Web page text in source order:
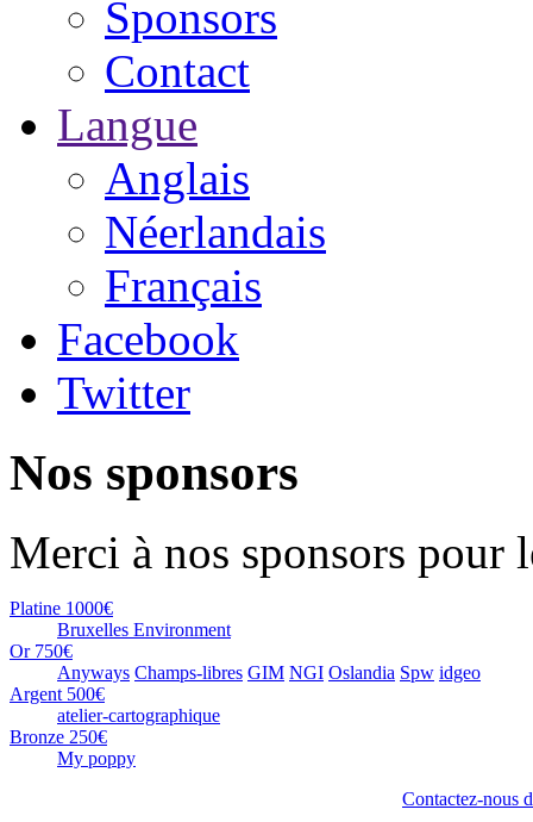
Sponsors
Contact
Langue
Anglais
Néerlandais
Français
Facebook
Twitter
Nos sponsors
Merci à nos sponsors pour
Platine 1000€
Bruxelles Environment
Or 750€
Anyways Champs-libres GIM NGI Oslandia Spw idgeo
Argent 500€
atelier-cartographique
Bronze 250€
My poppy
Contactez-nous